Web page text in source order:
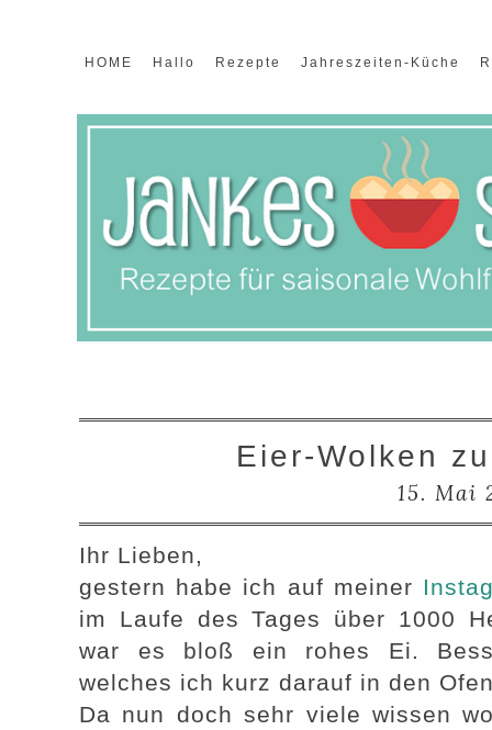
HOME Hallo Rezepte Jahreszeiten-Küche
Eier-Wolken
15. Mai
Ihr Lieben,
gestern habe ich auf meiner
im Laufe des Tages über 1000
war es bloß ein rohes Ei.
welches ich kurz darauf in den
Da nun doch sehr viele wissen